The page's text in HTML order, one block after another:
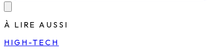
À LIRE AUSSI
HIGH-TECH